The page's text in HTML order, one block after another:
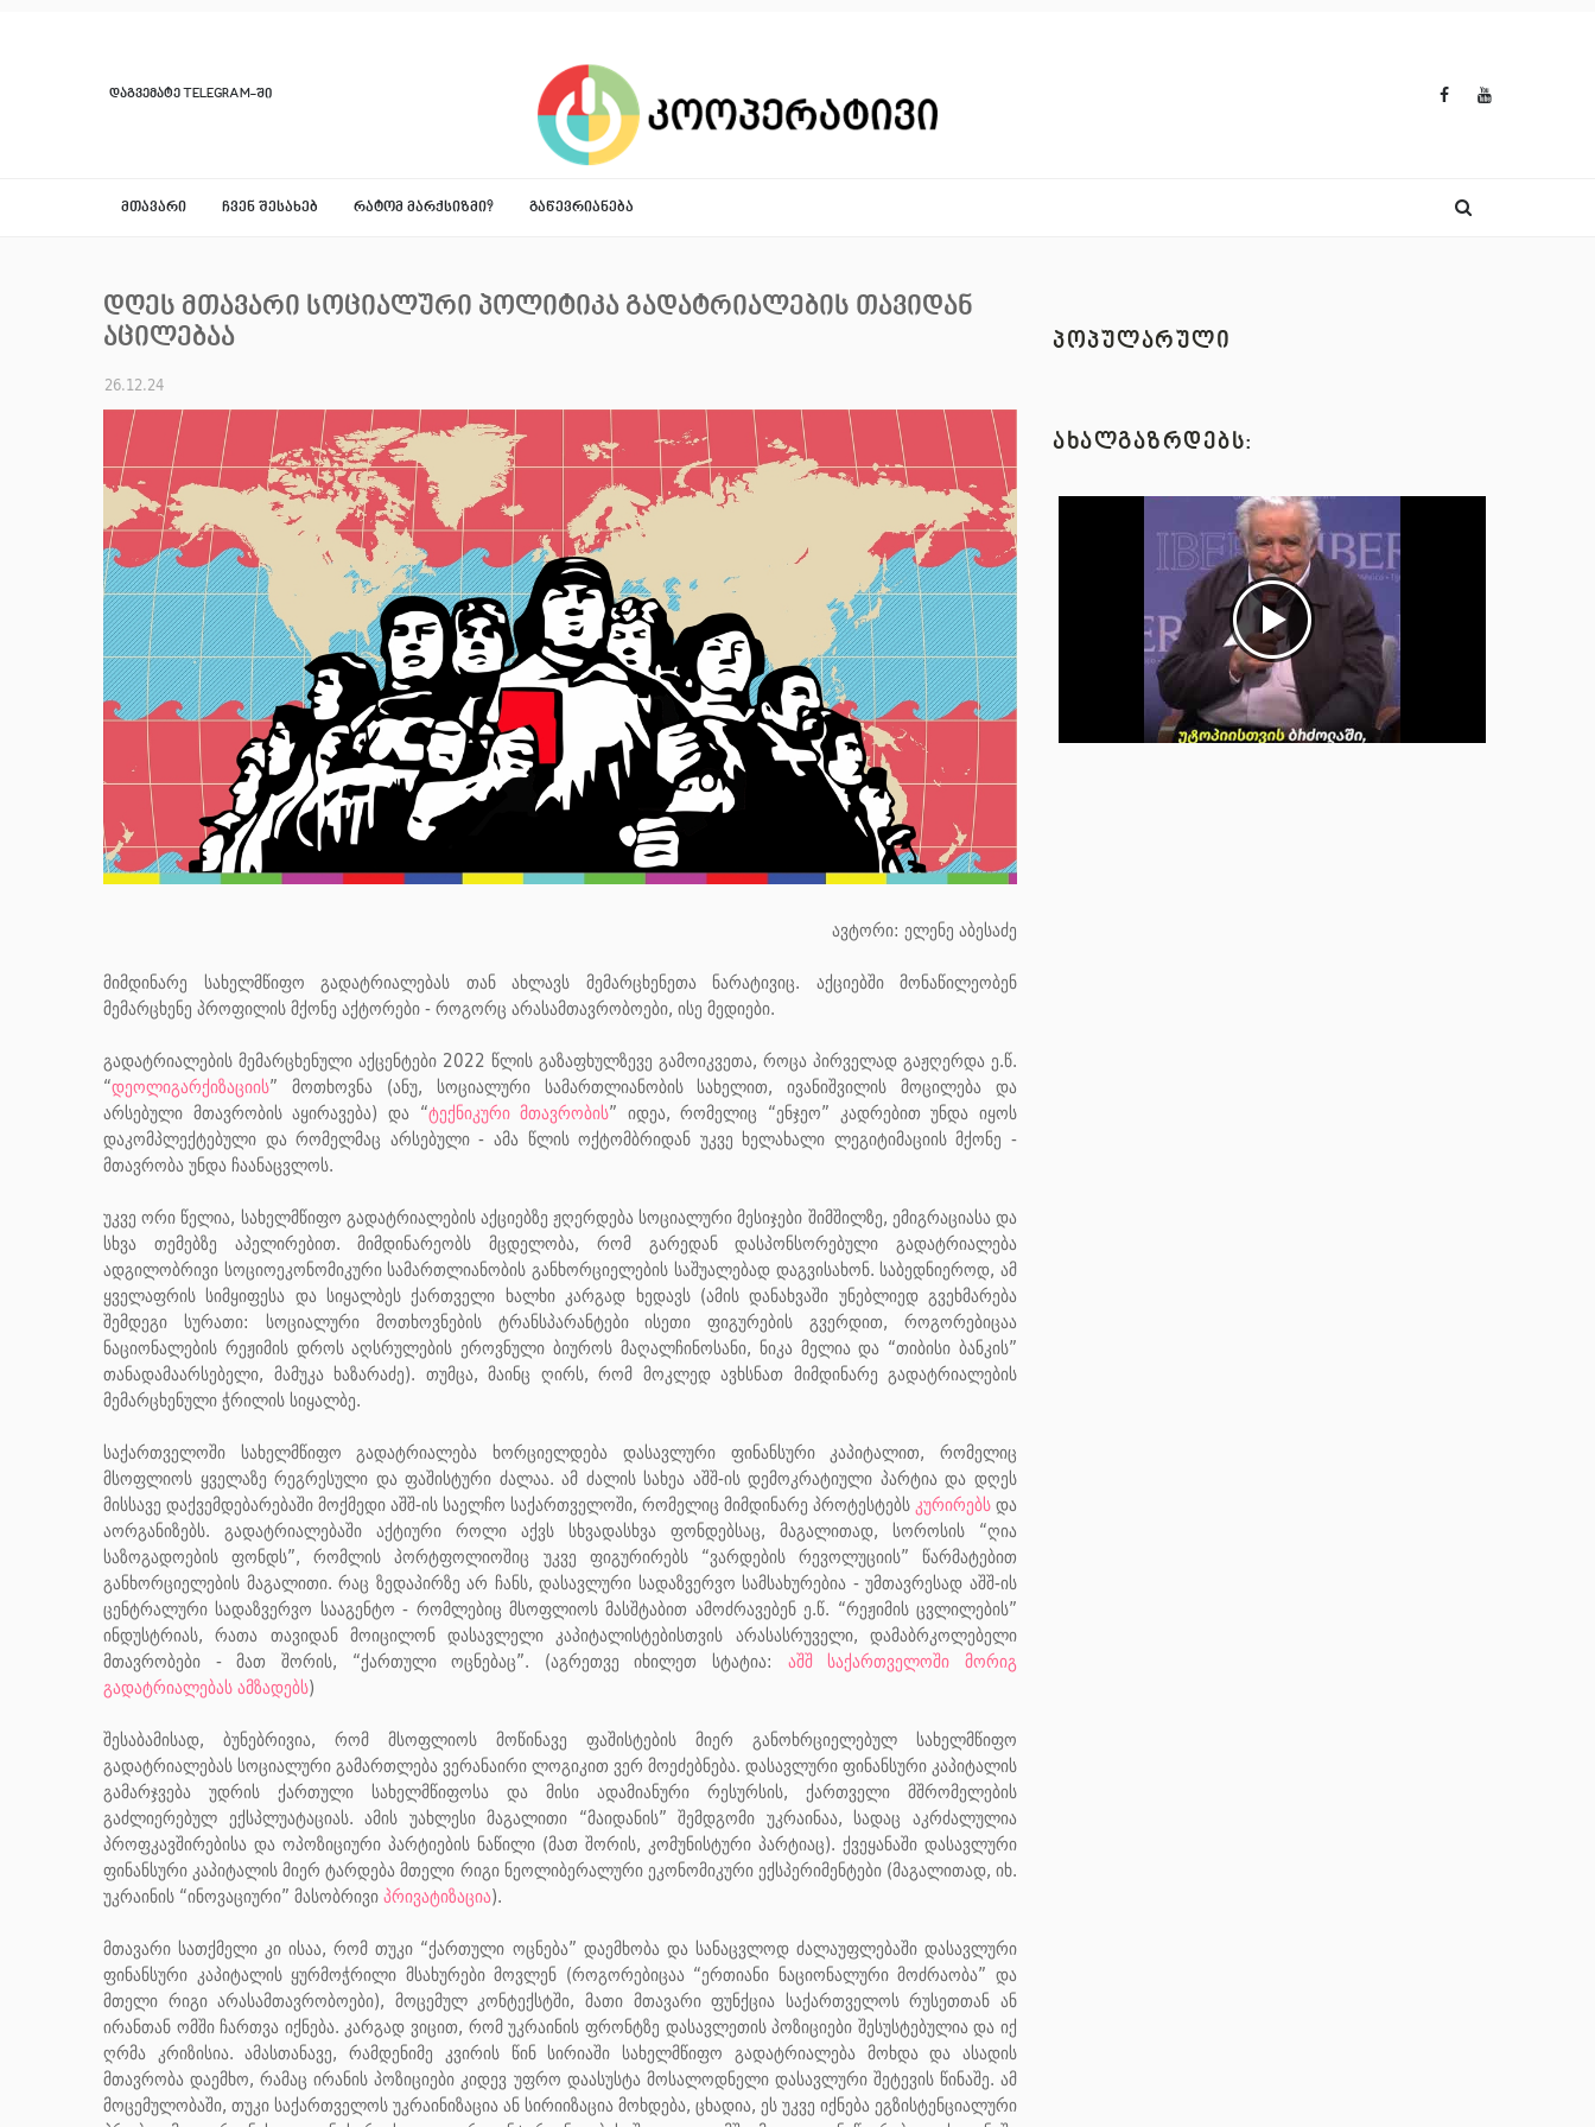
ᲓᲐᲒᲕᲔᲛᲐᲢᲔ TELEGRAM-ᲨᲘ
ᲛᲗᲐᲕᲐᲠᲘ ᲩᲕᲔᲜ ᲨᲔᲡᲐᲮᲔᲑ ᲠᲐᲢᲝᲛ ᲛᲐᲠᲥᲡᲘᲖᲛᲘ? ᲒᲐᲬᲔᲕᲠᲘᲐᲜᲔᲑᲐ
დღეს მთავარი სოციალური პოლიტიკა გადატრიალების თავიდან
აცილებაა
26.12.24
ავტორი: ელენე აბესაძე
მიმდინარე სახელმწიფო გადატრიალებას თან ახლავს მემარცხენეთა ნარატივიც. აქციებში მონაწილეობენ
მემარცხენე პროფილის მქონე აქტორები - როგორც არასამთავრობოები, ისე მედიები.
გადატრიალების მემარცხენული აქცენტები 2022 წლის გაზაფხულზევე გამოიკვეთა, როცა პირველად გაჟღერდა ე.წ.
“დეოლიგარქიზაციის” მოთხოვნა (ანუ, სოციალური სამართლიანობის სახელით, ივანიშვილის მოცილება და
არსებული მთავრობის აყირავება) და “ტექნიკური მთავრობის” იდეა, რომელიც “ენჯეო” კადრებით უნდა იყოს
დაკომპლექტებული და რომელმაც არსებული - ამა წლის ოქტომბრიდან უკვე ხელახალი ლეგიტიმაციის მქონე -
მთავრობა უნდა ჩაანაცვლოს.
უკვე ორი წელია, სახელმწიფო გადატრიალების აქციებზე ჟღერდება სოციალური მესიჯები შიმშილზე, ემიგრაციასა და
სხვა თემებზე აპელირებით. მიმდინარეობს მცდელობა, რომ გარედან დასპონსორებული გადატრიალება
ადგილობრივი სოციოეკონომიკური სამართლიანობის განხორციელების საშუალებად დაგვისახონ. საბედნიეროდ, ამ
ყველაფრის სიმყიფესა და სიყალბეს ქართველი ხალხი კარგად ხედავს (ამის დანახვაში უნებლიედ გვეხმარება
შემდეგი სურათი: სოციალური მოთხოვნების ტრანსპარანტები ისეთი ფიგურების გვერდით, როგორებიცაა
ნაციონალების რეჟიმის დროს აღსრულების ეროვნული ბიუროს მაღალჩინოსანი, ნიკა მელია და “თიბისი ბანკის”
თანადამაარსებელი, მამუკა ხაზარაძე). თუმცა, მაინც ღირს, რომ მოკლედ ავხსნათ მიმდინარე გადატრიალების
მემარცხენული ჭრილის სიყალბე.
საქართველოში სახელმწიფო გადატრიალება ხორციელდება დასავლური ფინანსური კაპიტალით, რომელიც
მსოფლიოს ყველაზე რეგრესული და ფაშისტური ძალაა. ამ ძალის სახეა აშშ-ის დემოკრატიული პარტია და დღეს
მისსავე დაქვემდებარებაში მოქმედი აშშ-ის საელჩო საქართველოში, რომელიც მიმდინარე პროტესტებსკურირებსდა
აორგანიზებს. გადატრიალებაში აქტიური როლი აქვს სხვადასხვა ფონდებსაც, მაგალითად, სოროსის “ღია
საზოგადოების ფონდს”, რომლის პორტფოლიოშიც უკვე ფიგურირებს “ვარდების რევოლუციის” წარმატებით
განხორციელების მაგალითი. რაც ზედაპირზე არ ჩანს, დასავლური სადაზვერვო სამსახურებია - უმთავრესად აშშ-ის
ცენტრალური სადაზვერვო სააგენტო - რომლებიც მსოფლიოს მასშტაბით ამოძრავებენ ე.წ. “რეჟიმის ცვლილების”
ინდუსტრიას, რათა თავიდან მოიცილონ დასავლელი კაპიტალისტებისთვის არასასრუველი, დამაბრკოლებელი
მთავრობები - მათ შორის, “ქართული ოცნებაც”. (აგრეთვე იხილეთ სტატია: აშშ საქართველოში მორიგ
გადატრიალებას ამზადებს)
შესაბამისად, ბუნებრივია, რომ მსოფლიოს მოწინავე ფაშისტების მიერ განოხრციელებულ სახელმწიფო
გადატრიალებას სოციალური გამართლება ვერანაირი ლოგიკით ვერ მოეძებნება. დასავლური ფინანსური კაპიტალის
გამარჯვება უდრის ქართული სახელმწიფოსა და მისი ადამიანური რესურსის, ქართველი მშრომელების
გაძლიერებულ ექსპლუატაციას. ამის უახლესი მაგალითი “მაიდანის” შემდგომი უკრაინაა, სადაც აკრძალულია
პროფკავშირებისა და ოპოზიციური პარტიების ნაწილი (მათ შორის, კომუნისტური პარტიაც). ქვეყანაში დასავლური
ფინანსური კაპიტალის მიერ ტარდება მთელი რიგი ნეოლიბერალური ეკონომიკური ექსპერიმენტები (მაგალითად, იხ.
უკრაინის “ინოვაციური” მასობრივიპრივატიზაცია).
მთავარი სათქმელი კი ისაა, რომ თუკი “ქართული ოცნება” დაემხობა და სანაცვლოდ ძალაუფლებაში დასავლური
ფინანსური კაპიტალის ყურმოჭრილი მსახურები მოვლენ (როგორებიცაა “ერთიანი ნაციონალური მოძრაობა” და
მთელი რიგი არასამთავრობოები), მოცემულ კონტექსტში, მათი მთავარი ფუნქცია საქართველოს რუსეთთან ან
ირანთან ომში ჩართვა იქნება. კარგად ვიცით, რომ უკრაინის ფრონტზე დასავლეთის პოზიციები შესუსტებულია და იქ
ღრმა კრიზისია. ამასთანავე, რამდენიმე კვირის წინ სირიაში სახელმწიფო გადატრიალება მოხდა და ასადის
მთავრობა დაემხო, რამაც ირანის პოზიციები კიდევ უფრო დაასუსტა მოსალოდნელი დასავლური შეტევის წინაშე. ამ
მოცემულობაში, თუკი საქართველოს უკრაინიზაცია ან სირიიზაცია მოხდება, ცხადია, ეს უკვე იქნება ეგზისტენციალური
ᲞᲝᲞᲣᲚᲐᲠᲣᲚᲘ
ᲐᲮᲐᲚᲒᲐᲖᲠᲓᲔᲑᲡ: